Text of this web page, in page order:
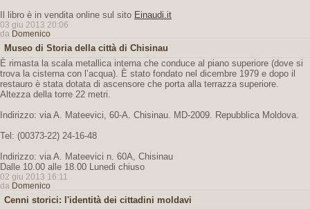
Il libro è in vendita online sul sito Einaudi.it
03 giu 2013 20:06
da Domenico
Museo di Storia della città di Chisinau
È rimasta la scala metallica interna che conduce al piano superiore (dove si
trova la cisterna con l’acqua). È stato fondato nel dicembre 1979 e dopo il
restauro è stata dotata di ascensore che porta alla terrazza superiore.
Altezza della torre 22 metri.
Indirizzo: via A. Mateevici, 60-A. Chisinau. MD-2009. Repubblica Moldova.
Tel: (00373-22) 24-16-48
Indirizzo: via A. Mateevici n. 60A, Chisinau
Dalle 10.00 alle 18.00 Lunedi chiuso
02 giu 2013 16:11
da Domenico
Cenni storici: l'identità dei cittadini moldavi